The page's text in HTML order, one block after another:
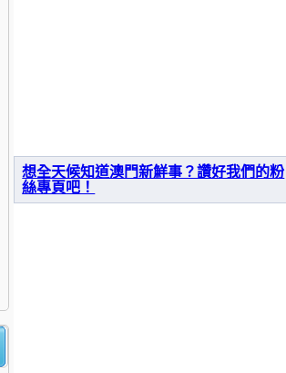
想全天候知道澳門新鮮事？讚好我們的粉
絲專頁吧！